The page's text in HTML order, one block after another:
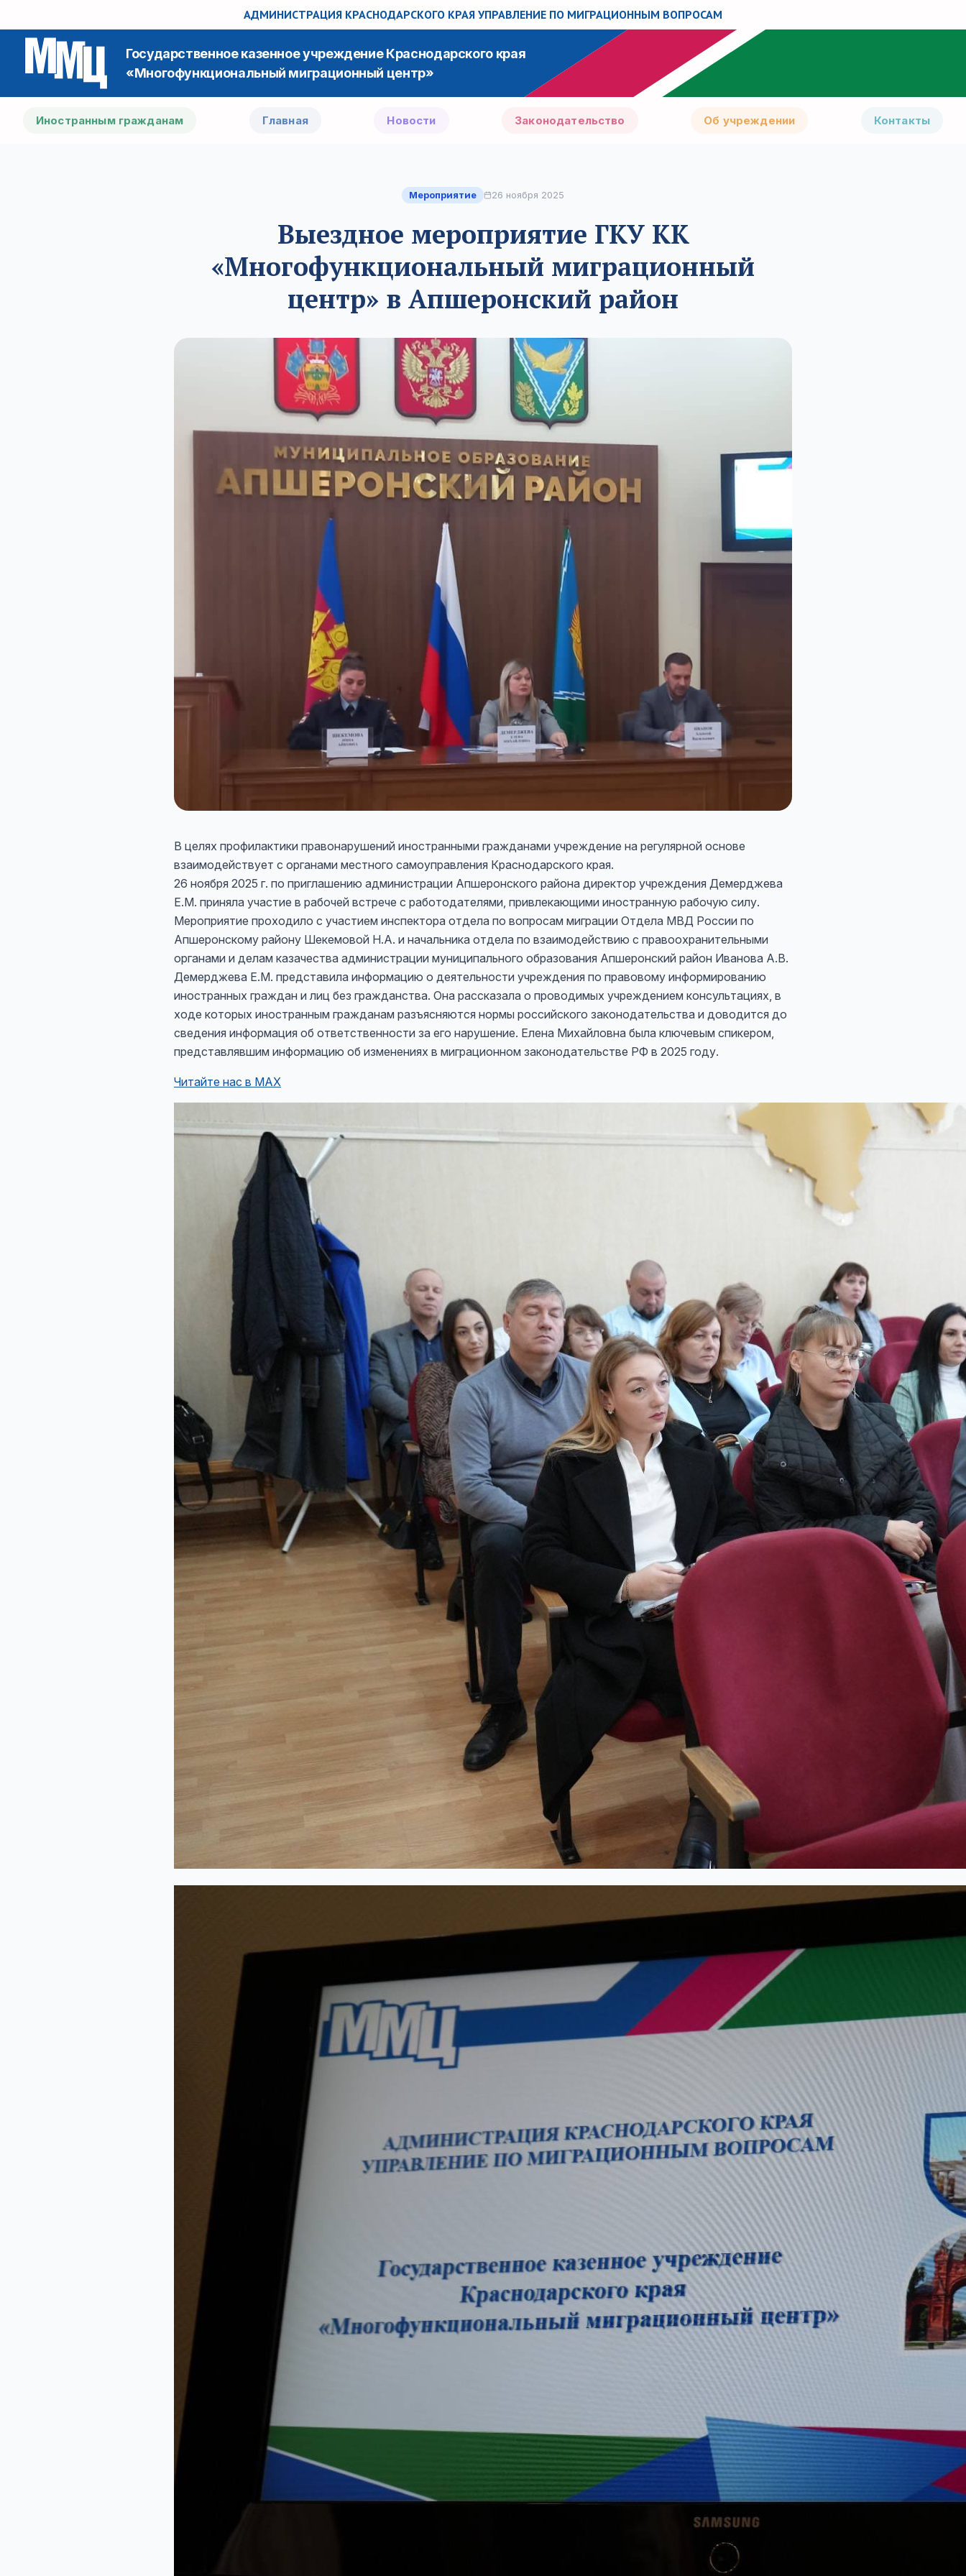
АДМИНИСТРАЦИЯ КРАСНОДАРСКОГО КРАЯ УПРАВЛЕНИЕ ПО МИГРАЦИОННЫМ ВОПРОСАМ
Государственное казенное учреждение Краснодарского края
«Многофункциональный миграционный центр»
Иностранным гражданам Главная Новости Законодательство Об учреждении Контакты
Мероприятие 26 ноября 2025
Выездное мероприятие ГКУ КК
«Многофункциональный миграционный
центр» в Апшеронский район
В целях профилактики правонарушений иностранными гражданами учреждение на регулярной основе
взаимодействует с органами местного самоуправления Краснодарского края.
26 ноября 2025 г. по приглашению администрации Апшеронского района директор учреждения Демерджева
Е.М. приняла участие в рабочей встрече с работодателями, привлекающими иностранную рабочую силу.
Мероприятие проходило с участием инспектора отдела по вопросам миграции Отдела МВД России по
Апшеронскому району Шекемовой Н.А. и начальника отдела по взаимодействию с правоохранительными
органами и делам казачества администрации муниципального образования Апшеронский район Иванова А.В.
Демерджева Е.М. представила информацию о деятельности учреждения по правовому информированию
иностранных граждан и лиц без гражданства. Она рассказала о проводимых учреждением консультациях, в
ходе которых иностранным гражданам разъясняются нормы российского законодательства и доводится до
сведения информация об ответственности за его нарушение. Елена Михайловна была ключевым спикером,
представлявшим информацию об изменениях в миграционном законодательстве РФ в 2025 году.
Читайте нас в MAX